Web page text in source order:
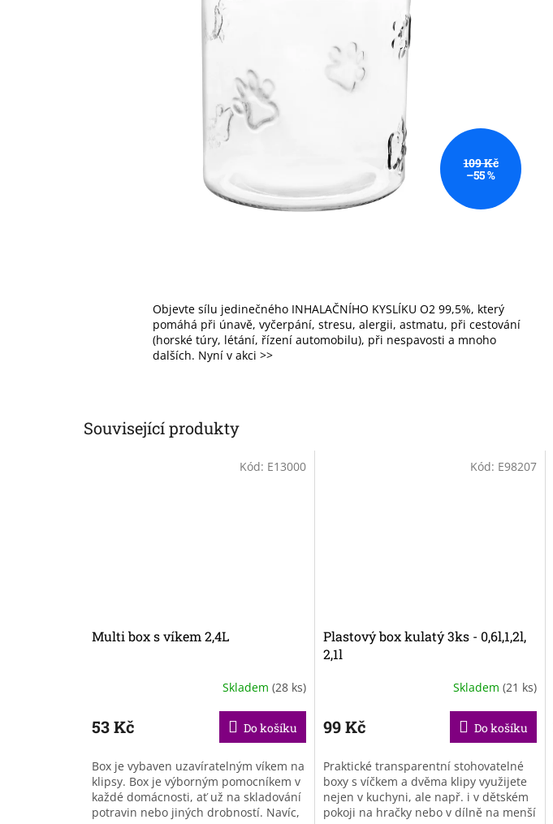
109 Kč
–55 %
Objevte sílu jedinečného INHALAČNÍHO KYSLÍKU O2 99,5%, který
pomáhá při únavě, vyčerpání, stresu, alergii, astmatu, při cestování
(horské túry, létání, řízení automobilu), při nespavosti a mnoho
dalších. Nyní v akci >>
Související produkty
Multi box s víkem 2,4L
Skladem (28 ks)
53 Kč Do košíku
Box je vybaven uzavíratelným víkem na
klipsy. Box je výborným pomocníkem v
každé domácnosti, ať už na skladování
potravin nebo jiných drobností. Navíc,
Kód: E13000
Plastový box kulatý 3ks - 0,6l,1,2l,
2,1l
Skladem (21 ks)
99 Kč Do košíku
Praktické transparentní stohovatelné
boxy s víčkem a dvěma klipy využijete
nejen v kuchyni, ale např. i v dětském
pokoji na hračky nebo v dílně na menší
Kód: E98207